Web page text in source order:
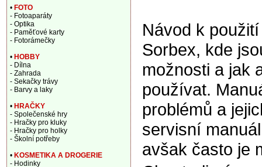
Návod k
Sorbex, kde
možnosti a jak
používat.
problémů a
servisní
avšak často je
• FOTO
- Fotoaparáty
- Optika
- Paměťové karty
- Fotorámečky
• HOBBY
- Dílna
- Zahrada
- Sekačky trávy
- Barvy a laky
• HRAČKY
- Společenské hry
- Hračky pro kluky
- Hračky pro holky
- Školní potřeby
• KOSMETIKA A DROGERIE
- Hodinky